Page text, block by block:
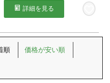
詳細を見る
順 価格が安い順